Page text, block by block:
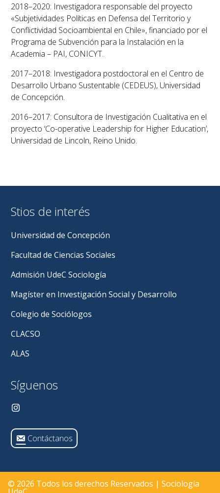
2018–2020: Investigadora responsable del proyecto
«Subjetividades Políticas en Defensa del Territorio y
Conflictividad Socioambiental en Chile», financiado por el
Programa de Subvención para la Instalación en la
Academia – PAI, CONICYT.
2017–2018: Investigadora postdoctoral en el Centro de
Desarrollo Urbano Sustentable (CEDEUS), Universidad
de Concepción.
2016–2017: Consultora de Investigación Cualitativa en el
proyecto ‘Co-operative Leadership for Higher Education’,
Universidad de Lincoln, Reino Unido.​
Stios de interés
Universidad de Concepción
Facultad de Ciencias Sociales
Admisión UdeC Sociología
Magíster en Investigación Social y Desarrollo
Colegio de Sociólogos
CLACSO
ALAS
Síguenos
Contáctanos
© 2026 Todos los derechos Reservados | Sociología